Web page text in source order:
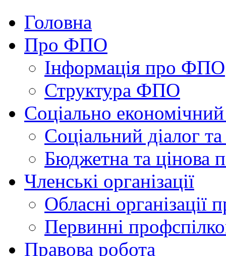
Головна
Про ФПО
Інформація про ФПО
Структура ФПО
Соціально
Соціальний діалог
Бюджетна та цінова
Членські організації
Обласні організації
Первинні
Правова робота